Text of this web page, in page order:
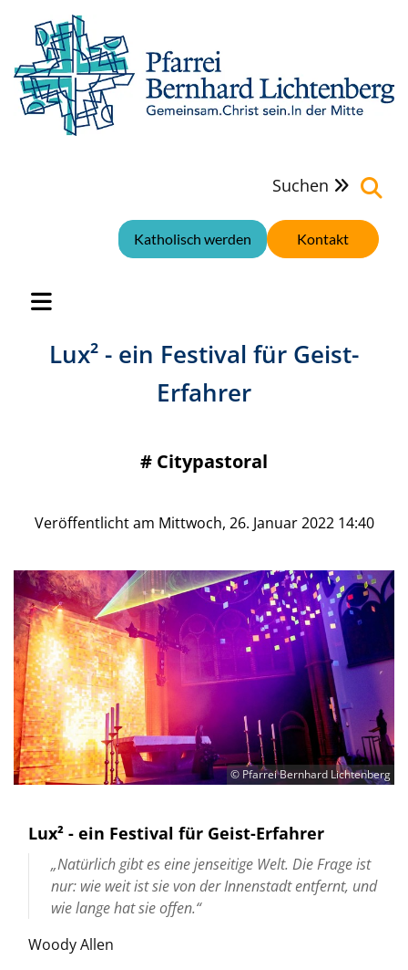
Suchen 
Kontakt
Katholisch werden
Lux² - ein Festival für Geist-
Erfahrer
# Citypastoral
Veröffentlicht am Mittwoch, 26. Januar 2022 14:40
© Pfarrei Bernhard Lichtenberg
Lux² - ein Festival für Geist-Erfahrer
„Natürlich gibt es eine jenseitige Welt. Die Frage ist
nur: wie weit ist sie von der Innenstadt entfernt, und
wie lange hat sie offen.“
Woody Allen